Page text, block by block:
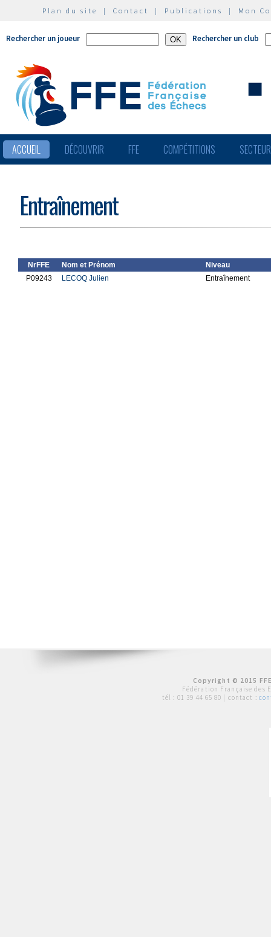
Plan du site | Contact | Publications | Mon
Rechercher un joueur Rechercher un club
ACCUEIL DÉCOUVRIR FFE COMPÉTITIONS
Entraînement
NrFFE Nom et Prénom
Niveau
P09243
LECOQ Julien Entraînement
Copyright © 2015
Fédération Française des
tél : 01 39 44 65 80 | contact :